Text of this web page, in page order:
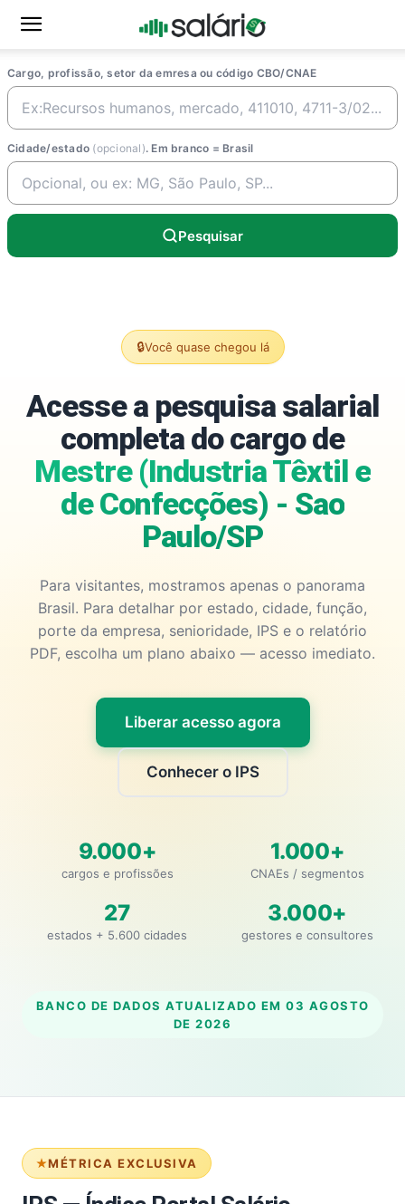
Cargo, profissão, setor da emresa ou código CBO/CNAE
Cidade/estado (opcional). Em branco = Brasil
Pesquisar
🔒Você quase chegou lá
Acesse a pesquisa salarial
completa do cargo de
Mestre (Industria Têxtil e
de Confecções) - Sao
Paulo/SP
Para visitantes, mostramos apenas o panorama
Brasil. Para detalhar por estado, cidade, função,
porte da empresa, senioridade, IPS e o relatório
PDF, escolha um plano abaixo — acesso imediato.
Liberar acesso agora
Conhecer o IPS
9.000+
cargos e profissões
1.000+
CNAEs / segmentos
27
estados + 5.600 cidades
3.000+
gestores e consultores
BANCO DE DADOS ATUALIZADO EM 03 AGOSTO
DE 2026
MÉTRICA EXCLUSIVA